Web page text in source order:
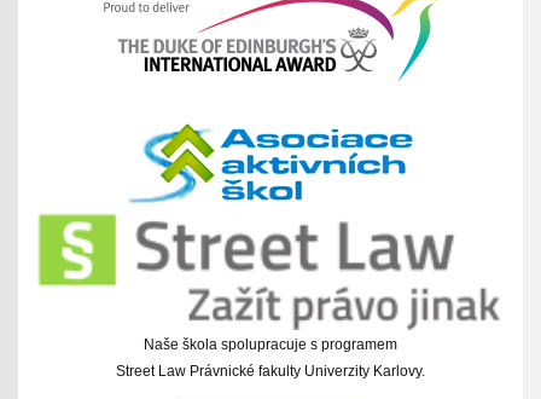
Naše škola spolupracuje s programem
Street Law Právnické fakulty Univerzity Karlovy.